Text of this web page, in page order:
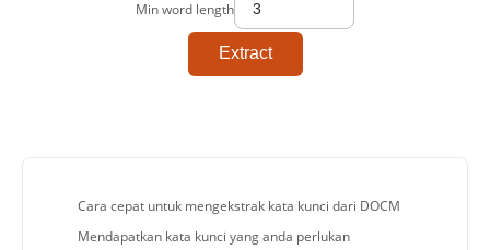
Min word length
Extract
Cara cepat untuk mengekstrak kata kunci dari DOCM
Mendapatkan kata kunci yang anda perlukan